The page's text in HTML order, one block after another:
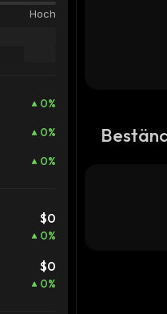
Hoch
0%
0%
0%
$0
0%
$0
0%